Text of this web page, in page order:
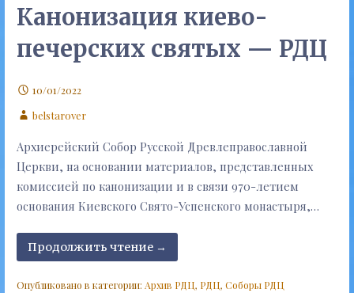
Канонизация киево-
печерских святых — РДЦ
10/01/2022
belstarover
Архиерейский Собор Русской Древлеправославной
Церкви, на основании материалов, представленных
комиссией по канонизации и в связи 970-летием
основания Киевского Свято-Успенского монастыря,…
Продолжить чтение →
Опубликовано в категории: Архив РДЦ, РДЦ, Соборы РДЦ